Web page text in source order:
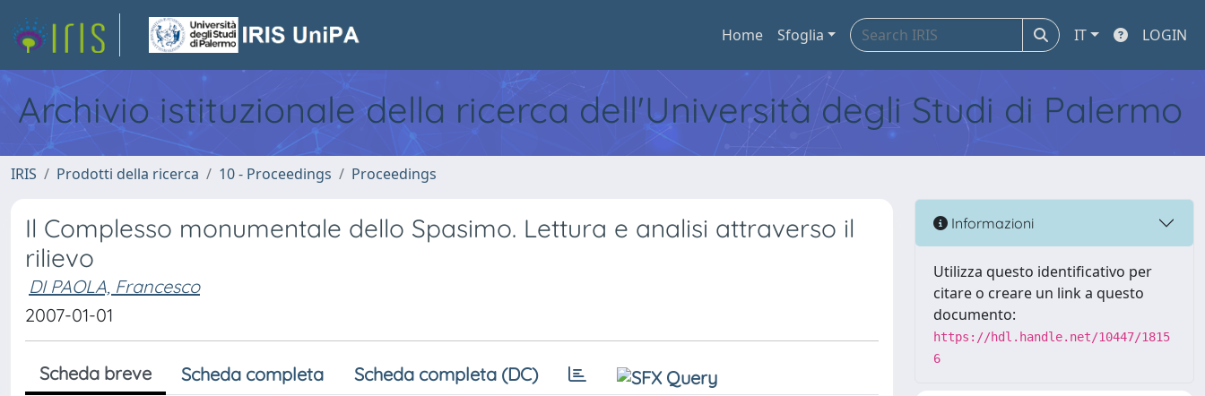
Home Sfoglia IT LOGIN
Archivio istituzionale della ricerca dell'Università degli Studi di Palermo
IRIS Prodotti della ricerca 10 - Proceedings Proceedings
Il Complesso monumentale dello Spasimo. Lettura e analisi attraverso il
rilievo
DI PAOLA, Francesco
2007-01-01
Scheda breve Scheda completa Scheda completa (DC)
Informazioni
Utilizza questo identificativo per
citare o creare un link a questo
documento:
https://hdl.handle.net/10447/1815
6